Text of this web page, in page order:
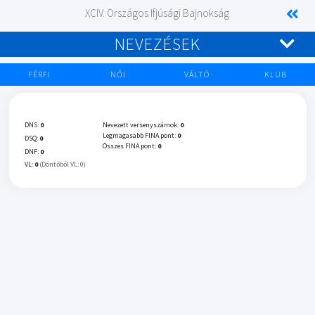
XCIV. Országos Ifjúsági Bajnokság
NEVEZÉSEK
FÉRFI NŐI VÁLTÓ KLUB
DNS: 0
DSQ: 0
DNF: 0
VL: 0 (Döntőből VL: 0)
Nevezett versenyszámok: 0
Legmagasabb FINA pont: 0
Összes FINA pont: 0